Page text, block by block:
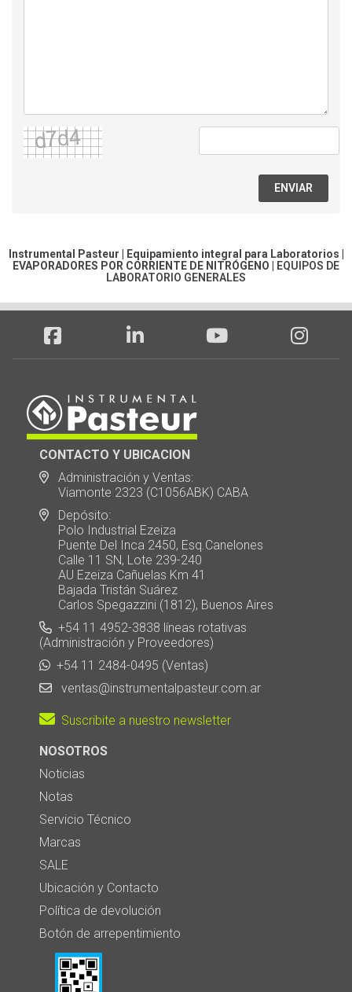
ENVIAR
Instrumental Pasteur | Equipamiento integral para Laboratorios |
EVAPORADORES POR CORRIENTE DE NITRÓGENO
EQUIPOS DE
LABORATORIO GENERALES
CONTACTO Y UBICACION
Administración y Ventas:
Viamonte 2323 (C1056ABK) CABA
Depósito:
Polo Industrial Ezeiza
Puente Del Inca 2450, Esq.Canelones
Calle 11 SN, Lote 239-240
AU Ezeiza Cañuelas Km 41
Bajada Tristán Suárez
Carlos Spegazzini (1812), Buenos Aires
+54 11 4952-3838 líneas rotativas
(Administración y Proveedores)
+54 11 2484-0495 (Ventas)
ventas@instrumentalpasteur.com.ar
Suscribite a nuestro newsletter
NOSOTROS
Noticias
Notas
Servicio Técnico
Marcas
SALE
Ubicación y Contacto
Política de devolución
Botón de arrepentimiento